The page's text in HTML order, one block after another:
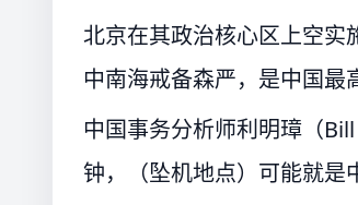
北京在其政治核心区上空实
中南海戒备森严，是中国最
中国事务分析师利明璋（
钟，（坠机地点）可能就